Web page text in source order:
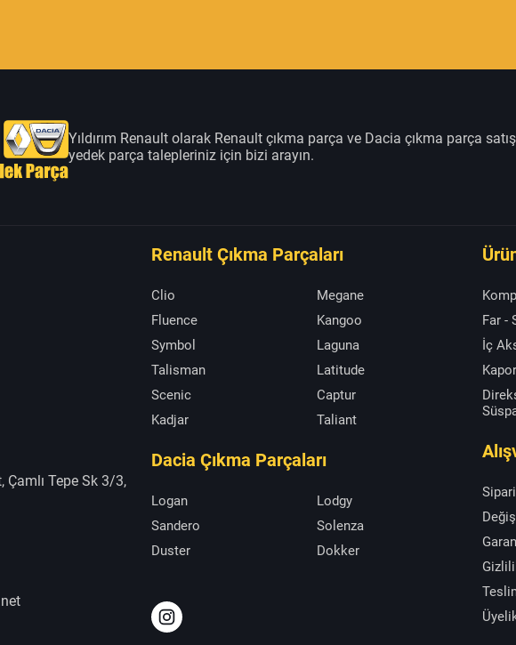
Yıldırım Renault olarak Renault çıkma parça ve Dacia çıkma parça
yedek parça talepleriniz için bizi arayın.
Çamlı Tepe Sk 3/3,
Renault Çıkma Parçaları
Clio
Megane
Fluence
Kangoo
Symbol
Laguna
Talisman
Latitude
Scenic
Captur
Kadjar
Taliant
Dacia Çıkma Parçaları
Logan
Lodgy
Sandero
Solenza
Duster
Dokker
Far -
İç